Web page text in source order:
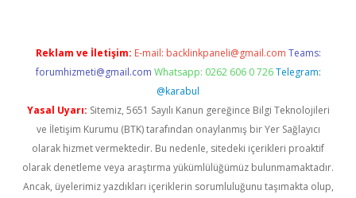
Reklam ve İletişim: E-mail: backlinkpaneli@gmail.com Teams:
forumhizmeti@gmail.com Whatsapp: 0262 606 0 726 Telegram:
@karabul
Yasal Uyarı: Sitemiz, 5651 Sayılı Kanun gereğince Bilgi Teknolojileri
ve İletişim Kurumu (BTK) tarafından onaylanmış bir Yer Sağlayıcı
olarak hizmet vermektedir. Bu nedenle, sitedeki içerikleri proaktif
olarak denetleme veya araştırma yükümlülüğümüz bulunmamaktadır.
Ancak, üyelerimiz yazdıkları içeriklerin sorumluluğunu taşımakta olup,